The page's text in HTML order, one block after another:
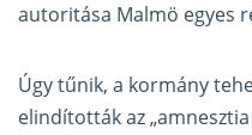
autoritása Malmö egyes
Úgy tűnik, a kormány
elindították az